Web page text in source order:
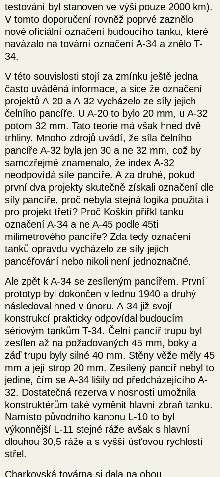
testování byl stanoven ve výši pouze 2000 km).
V tomto doporučení rovněž poprvé zaznělo
nové oficiální označení budoucího tanku, které
navázalo na tovární označení A-34 a znělo T-
34.
V této souvislosti stojí za zmínku ještě jedna
často uváděná informace, a sice že označení
projektů A-20 a A-32 vycházelo ze síly jejich
čelního pancíře. U A-20 to bylo 20 mm, u A-32
potom 32 mm. Tato teorie má však hned dvě
trhliny. Mnoho zdrojů uvádí, že síla čelního
pancíře A-32 byla jen 30 a ne 32 mm, což by
samozřejmě znamenalo, že index A-32
neodpovídá síle pancíře. A za druhé, pokud
první dva projekty skutečně získali označení dle
síly pancíře, proč nebyla stejná logika použita i
pro projekt třetí? Proč Koškin přiřkl tanku
označení A-34 a ne A-45 podle 45ti
milimetrového pancíře? Zda tedy označení
tanků opravdu vycházelo ze síly jejich
pancéřování nebo nikoli není jednoznačné.
Ale zpět k A-34 se zesíleným pancířem. První
prototyp byl dokončen v lednu 1940 a druhý
následoval hned v únoru. A-34 již svojí
konstrukcí prakticky odpovídal budoucím
sériovým tankům T-34. Čelní pancíř trupu byl
zesílen až na požadovaných 45 mm, boky a
záď trupu byly silné 40 mm. Stěny věže měly 45
mm a její strop 20 mm. Zesílený pancíř nebyl to
jediné, čím se A-34 lišily od předcházejícího A-
32. Dostatečná rezerva v nosnosti umožnila
konstruktérům také vyměnit hlavní zbraň tanku.
Namísto původního kanonu L-10 to byl
výkonnější L-11 stejné ráže avšak s hlavní
dlouhou 30,5 ráže a s vyšší úsťovou rychlostí
střel.
Charkovská továrna si dala na obou